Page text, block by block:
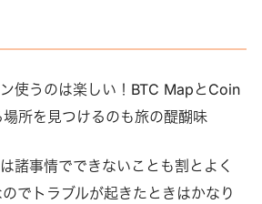
使うのは楽しい！BTC MapとCoin
所を見つけるのも旅の醍醐味
諸事情でできないことも割とよく
でトラブルが起きたときはかなり